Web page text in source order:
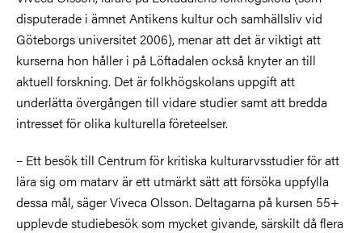
disputerade i ämnet Antikens kultur och samhällsliv vid
Göteborgs universitet 2006), menar att det är viktigt att
kurserna hon håller i på Löftadalen också knyter an till
aktuell forskning. Det är folkhögskolans uppgift att
underlätta övergången till vidare studier samt att bredda
intresset för olika kulturella företeelser.
– Ett besök till Centrum för kritiska kulturarvsstudier för att
lära sig om matarv är ett utmärkt sätt att försöka uppfylla
dessa mål, säger Viveca Olsson. Deltagarna på kursen 55+
upplevde studiebesök som mycket givande, särskilt då flera